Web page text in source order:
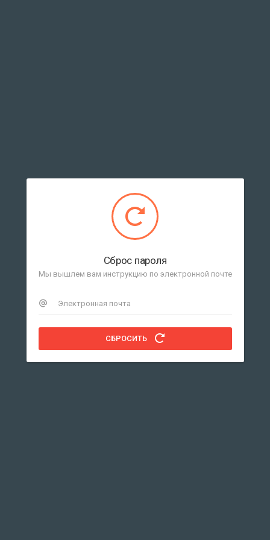
Сброс пароля
Мы вышлем вам инструкцию по электронной почте
СБРОСИТЬ